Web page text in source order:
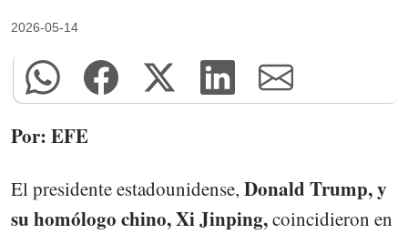
2026-05-14
Por: EFE
El presidente estadounidense, Donald Trump, y
su homólogo chino, Xi Jinping,coincidieron en